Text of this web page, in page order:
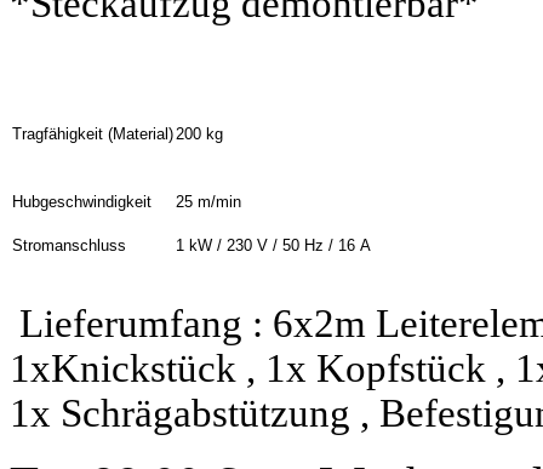
Tragfähigkeit (Material)200 kg
Hubgeschwindigkeit 25 m/min
Stromanschluss 1 kW / 230 V / 50 Hz / 16 A
Lieferumfang : 6x2m
1xKnickstück , 1x Kopfstück ,
1x Schrägabstützung ,